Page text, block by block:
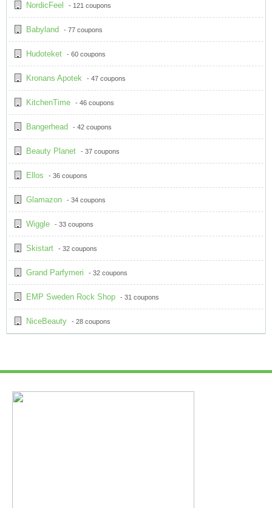
NordicFeel - 121 coupons
Babyland - 77 coupons
Hudoteket - 60 coupons
Kronans Apotek - 47 coupons
KitchenTime - 46 coupons
Bangerhead - 42 coupons
Beauty Planet - 37 coupons
Ellos - 36 coupons
Glamazon - 34 coupons
Wiggle - 33 coupons
Skistart - 32 coupons
Grand Parfymeri - 32 coupons
EMP Sweden Rock Shop - 31 coupons
NiceBeauty - 28 coupons